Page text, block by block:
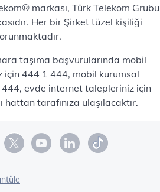
markası, Türk Telekom Grubu
Her bir Şirket tüzel kişiliği
taşıma başvurularında mobil
için 444 1 444, mobil kurumsal
evde internet talepleriniz için
tarafınıza ulaşılacaktır.